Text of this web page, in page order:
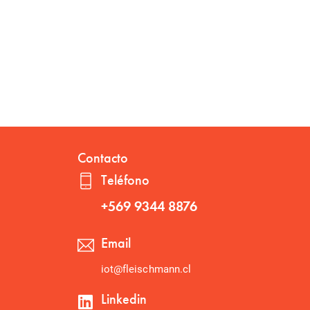
Contacto
Teléfono
+569 9344 8876
Email
iot@fleischmann.cl
Linkedin